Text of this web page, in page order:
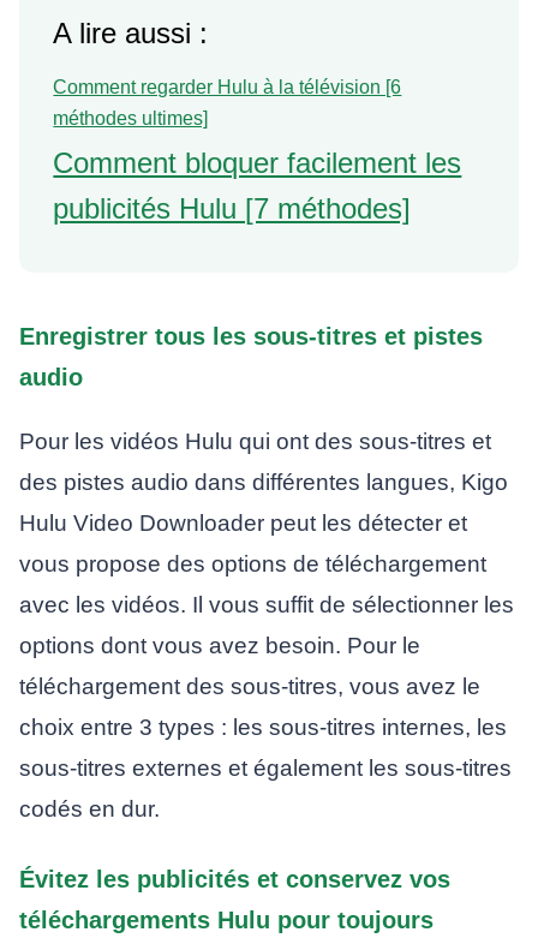
A lire aussi :
Comment regarder Hulu à la télévision [6
méthodes ultimes]
Comment bloquer facilement les
publicités Hulu [7 méthodes]
Enregistrer tous les sous-titres et pistes
audio
Pour les vidéos Hulu qui ont des sous-titres et
des pistes audio dans différentes langues, Kigo
Hulu Video Downloader peut les détecter et
vous propose des options de téléchargement
avec les vidéos. Il vous suffit de sélectionner les
options dont vous avez besoin. Pour le
téléchargement des sous-titres, vous avez le
choix entre 3 types : les sous-titres internes, les
sous-titres externes et également les sous-titres
codés en dur.
Évitez les publicités et conservez vos
téléchargements Hulu pour toujours